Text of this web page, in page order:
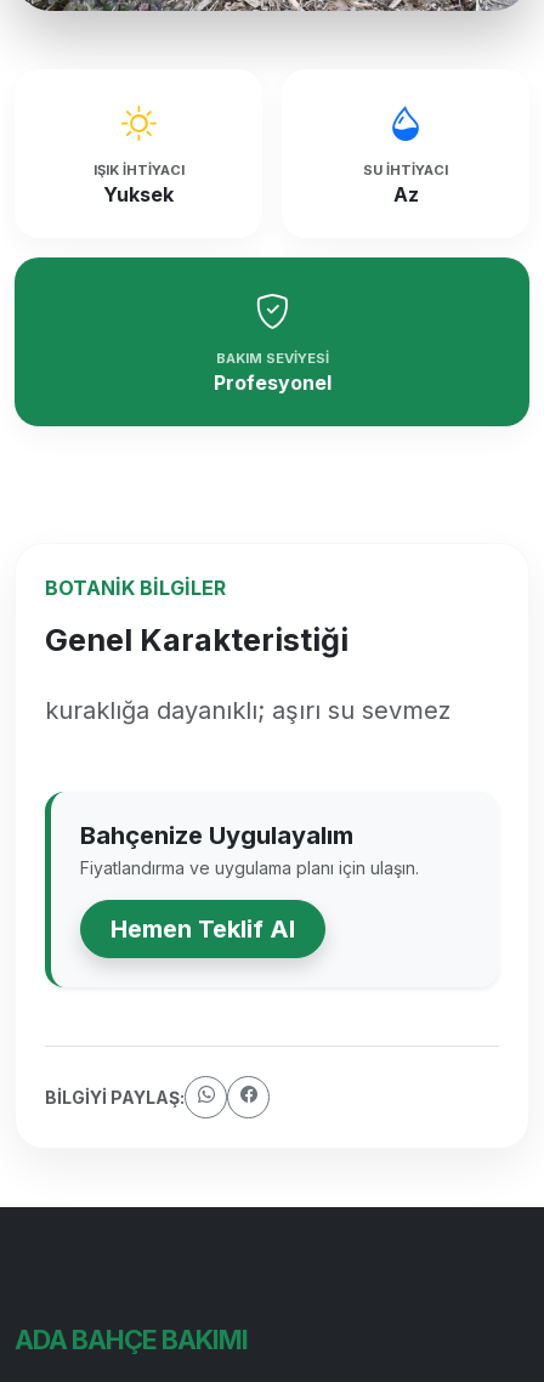
IŞIK İHTIYACI
Yuksek
SU İHTIYACI
Az
BAKIM SEVIYESI
Profesyonel
BOTANIK BILGILER
Genel Karakteristiği
kuraklığa dayanıklı; aşırı su sevmez
Bahçenize Uygulayalım
Fiyatlandırma ve uygulama planı için ulaşın.
Hemen Teklif Al
BİLGİYİ PAYLAŞ:
ADA BAHÇE BAKIMI